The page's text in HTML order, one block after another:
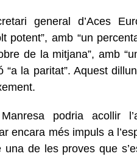
general d’Aces
potent”, amb “un
de la mitjana”, amb
“a la paritat”. Aquest
podria acollir
encara més impuls a
una de les proves que